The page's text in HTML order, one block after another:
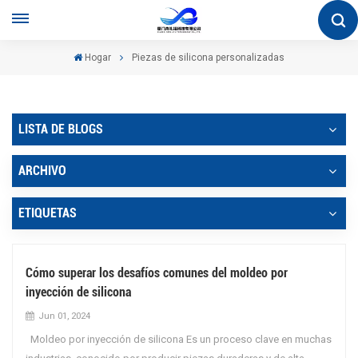
Hogar Piezas de silicona personalizadas
LISTA DE BLOGS
ARCHIVO
ETIQUETAS
Cómo superar los desafíos comunes del moldeo por
inyección de silicona
Jun 01, 2024
Moldeo por inyección de silicona Es un proceso clave en muchas